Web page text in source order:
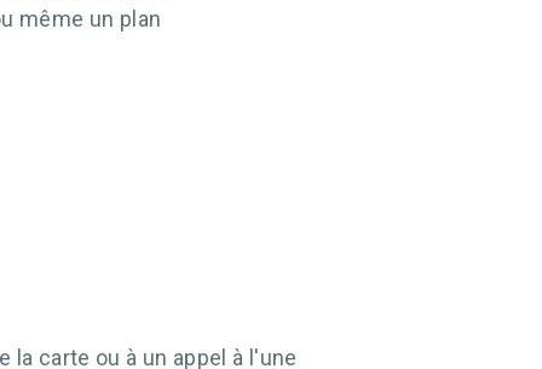
même un plan
la carte ou à un appel à l'une